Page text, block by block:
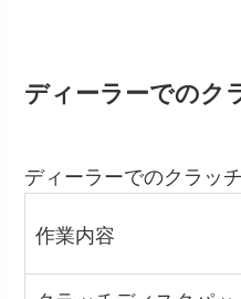
ディーラーでのク
ディーラーでのクラッ
作業内容